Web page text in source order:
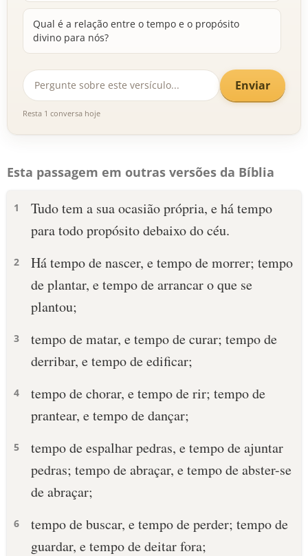
Qual é a relação entre o tempo e o propósito
divino para nós?
Enviar
Resta 1 conversa hoje
Esta passagem em outras versões da Bíblia
1
Tudo tem a sua ocasião própria, e há tempo
para todo propósito debaixo do céu.
2
Há tempo de nascer, e tempo de morrer; tempo
de plantar, e tempo de arrancar o que se
plantou;
3
tempo de matar, e tempo de curar; tempo de
derribar, e tempo de edificar;
4
tempo de chorar, e tempo de rir; tempo de
prantear, e tempo de dançar;
5
tempo de espalhar pedras, e tempo de ajuntar
pedras; tempo de abraçar, e tempo de abster-se
de abraçar;
6
tempo de buscar, e tempo de perder; tempo de
guardar, e tempo de deitar fora;